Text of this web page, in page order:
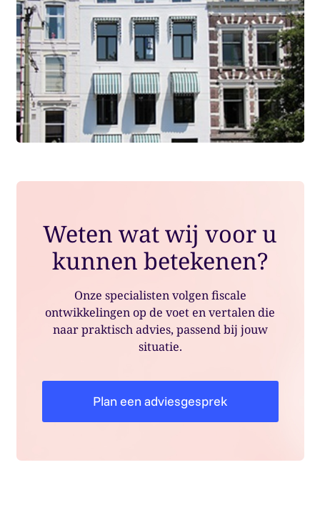
Weten wat wij voor u
kunnen betekenen?
Onze specialisten volgen fiscale
ontwikkelingen op de voet en vertalen die
naar praktisch advies, passend bij jouw
situatie.
Plan een adviesgesprek